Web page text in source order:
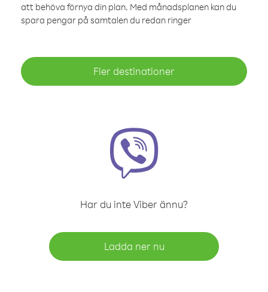
att behöva förnya din plan. Med månadsplanen kan du
spara pengar på samtalen du redan ringer
Fler destinationer
Har du inte Viber ännu?
Ladda ner nu